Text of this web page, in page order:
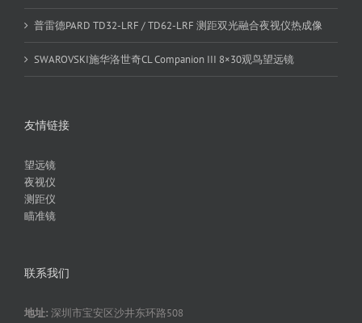
普雷德PARD TD32-LRF / TD62-LRF 测距双光融合夜视仪热成像
SWAROVSKI施华洛世奇CL Companion III 8×30观鸟望远镜
友情链接
望远镜
夜视仪
测距仪
瞄准镜
联系我们
地址: 深圳市宝安区沙井东环路508